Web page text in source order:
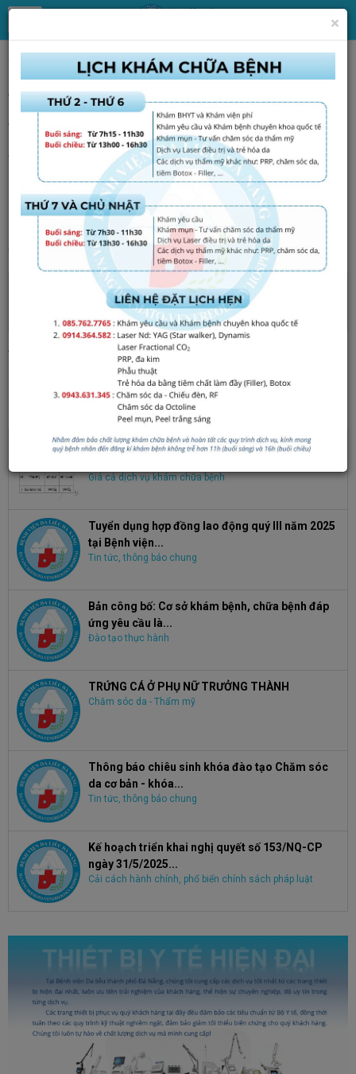
Tin Tức Tin tức, thông báo chung
Thư mời cung cấp báo giá vật tư, hóa chất,
thiết bị
Thứ ba - 15/07/2025 15:57
Chi tiết xem file đính kèm!
File đính kèm
chao-gia-44.pdf
Tổng số điểm của bài viết là: 0 trong 0 đánh giá
Click để đánh giá bài viết
Điều chỉnh giá dịch vụ Khám bệnh, chữa bệnh
Giá cả dịch vụ khám chữa bệnh
Tuyển dụng hợp đồng lao động quý III năm 2025
tại Bệnh viện...
Tin tức, thông báo chung
Bản công bố: Cơ sở khám bệnh, chữa bệnh đáp
ứng yêu cầu là...
Đào tạo thực hành
TRỨNG CÁ Ở PHỤ NỮ TRƯỞNG THÀNH
Chăm sóc da - Thẩm mỹ
Thông báo chiêu sinh khóa đào tạo Chăm sóc
da cơ bản - khóa...
Tin tức, thông báo chung
Kế hoạch triển khai nghị quyết số 153/NQ-CP
ngày 31/5/2025...
Cải cách hành chính, phổ biến chính sách pháp luật
×